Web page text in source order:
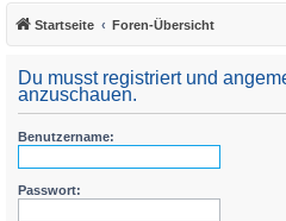
Startseite Foren-Übersicht
Du musst registriert und
anzuschauen.
Benutzername:
Passwort: